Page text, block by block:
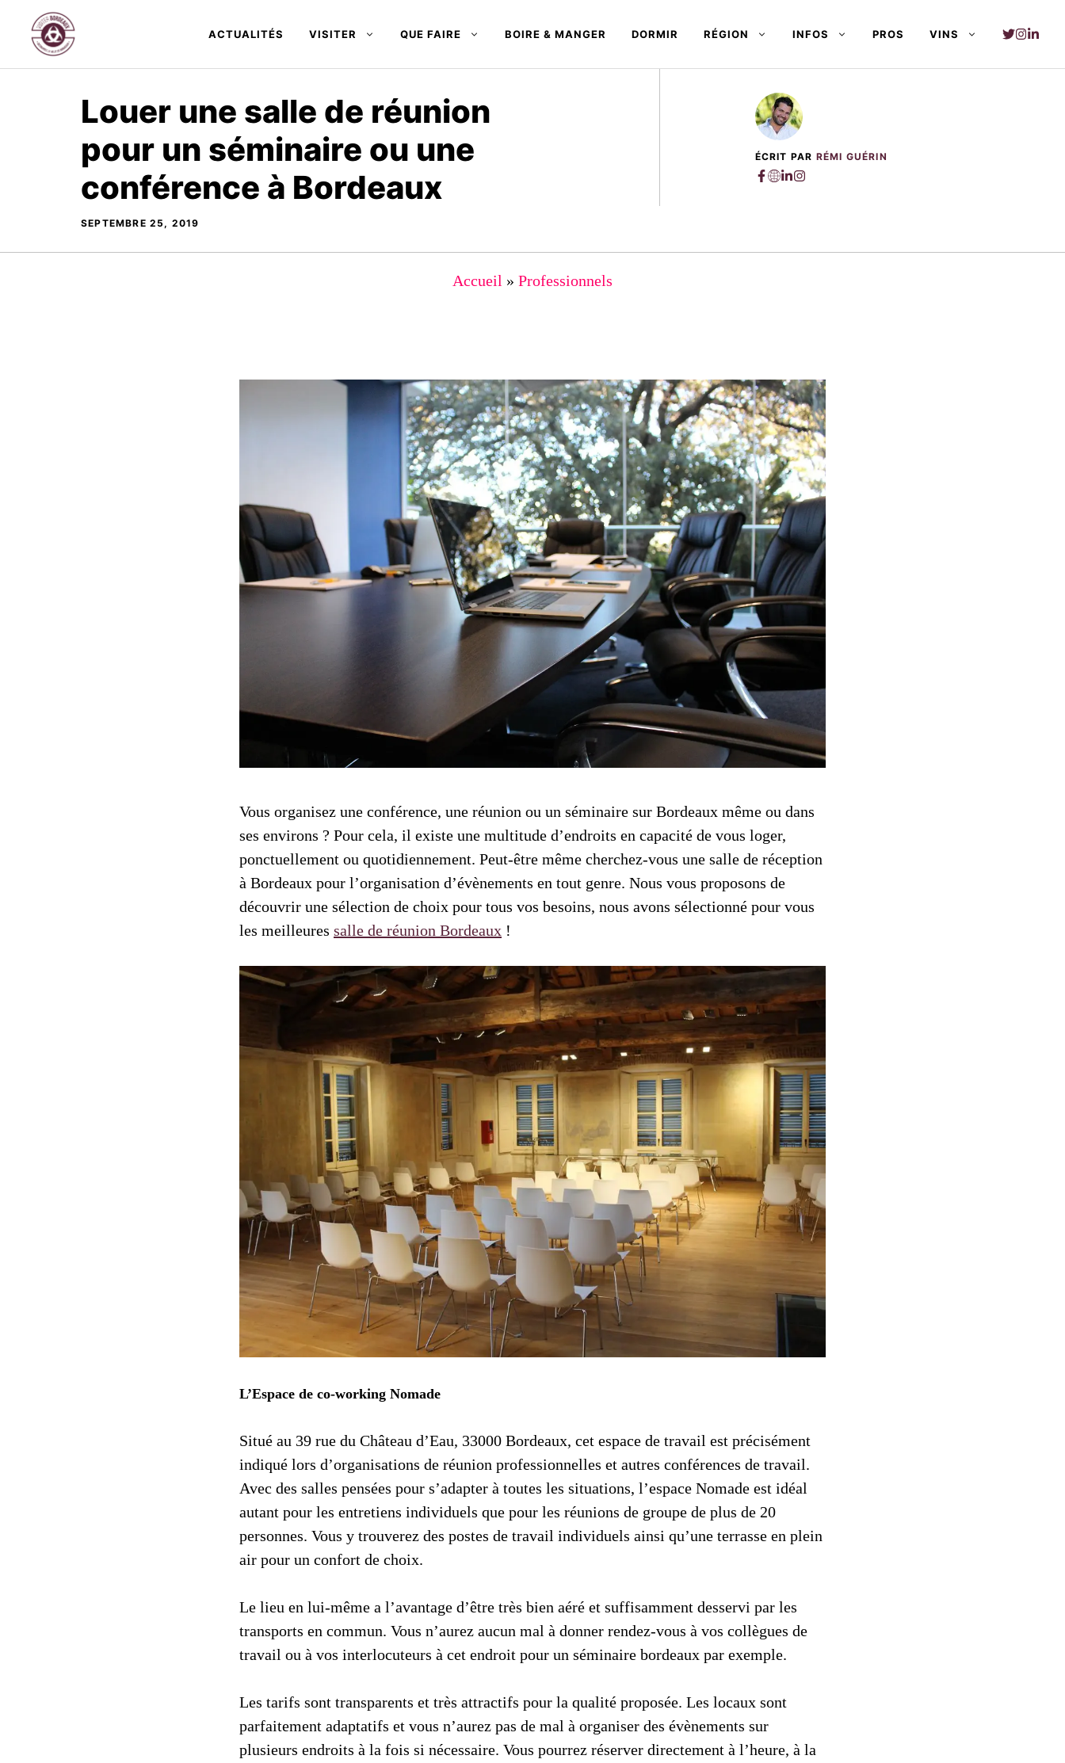
contenu
ACTUALITÉS VISITER QUE FAIRE BOIRE & MANGER DORMIR RÉGION INFOS PROS VINS
Louer une salle de réunion
pour un séminaire ou une
conférence à Bordeaux
SEPTEMBRE 25, 2019
ÉCRIT PAR RÉMI GUÉRIN
Accueil » Professionnels
Vous organisez une conférence, une réunion ou un séminaire sur Bordeaux même ou dans
ses environs ? Pour cela, il existe une multitude d’endroits en capacité de vous loger,
ponctuellement ou quotidiennement. Peut-être même cherchez-vous une salle de réception
à Bordeaux pour l’organisation d’évènements en tout genre. Nous vous proposons de
découvrir une sélection de choix pour tous vos besoins, nous avons sélectionné pour vous
les meilleures salle de réunion Bordeaux !
L’Espace de co-working Nomade
Situé au 39 rue du Château d’Eau, 33000 Bordeaux, cet espace de travail est précisément
indiqué lors d’organisations de réunion professionnelles et autres conférences de travail.
Avec des salles pensées pour s’adapter à toutes les situations, l’espace Nomade est idéal
autant pour les entretiens individuels que pour les réunions de groupe de plus de 20
personnes. Vous y trouverez des postes de travail individuels ainsi qu’une terrasse en plein
air pour un confort de choix.
Le lieu en lui-même a l’avantage d’être très bien aéré et suffisamment desservi par les
transports en commun. Vous n’aurez aucun mal à donner rendez-vous à vos collègues de
travail ou à vos interlocuteurs à cet endroit pour un séminaire bordeaux par exemple.
Les tarifs sont transparents et très attractifs pour la qualité proposée. Les locaux sont
parfaitement adaptatifs et vous n’aurez pas de mal à organiser des évènements sur
plusieurs endroits à la fois si nécessaire. Vous pourrez réserver directement à l’heure, à la